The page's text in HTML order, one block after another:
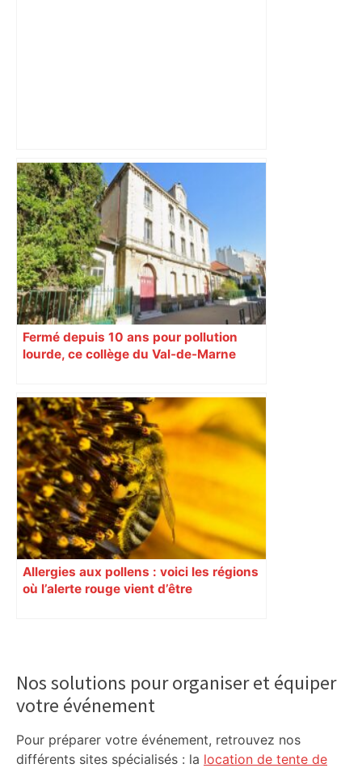
Vous pensiez que c’était comme une
voiture ? La vérité sur les avions qui
reculent – ici.fr
Fermé depuis 10 ans pour pollution
lourde, ce collège du Val-de-Marne
Allergies aux pollens : voici les régions
où l’alerte rouge vient d’être
Sidebar
Nos solutions pour organiser et équiper
votre événement
Pour préparer votre événement, retrouvez nos
différents sites spécialisés : la location de tente de